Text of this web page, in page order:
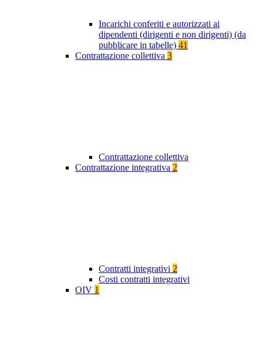
Incarichi conferiti e autorizzati ai
dipendenti (dirigenti e non dirigenti) (da
pubblicare in tabelle) 41
Contrattazione collettiva 3
Contrattazione collettiva
Contrattazione integrativa 2
Contratti integrativi 2
Costi contratti integrativi
OIV 1